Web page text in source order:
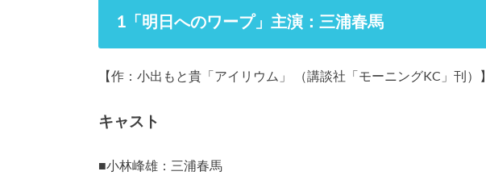
1「明日へのワープ」主演：三浦春馬
【作：小出もと貴「アイリウム」 （講談社「モーニングKC」刊）】
キャスト
■小林峰雄：三浦春馬